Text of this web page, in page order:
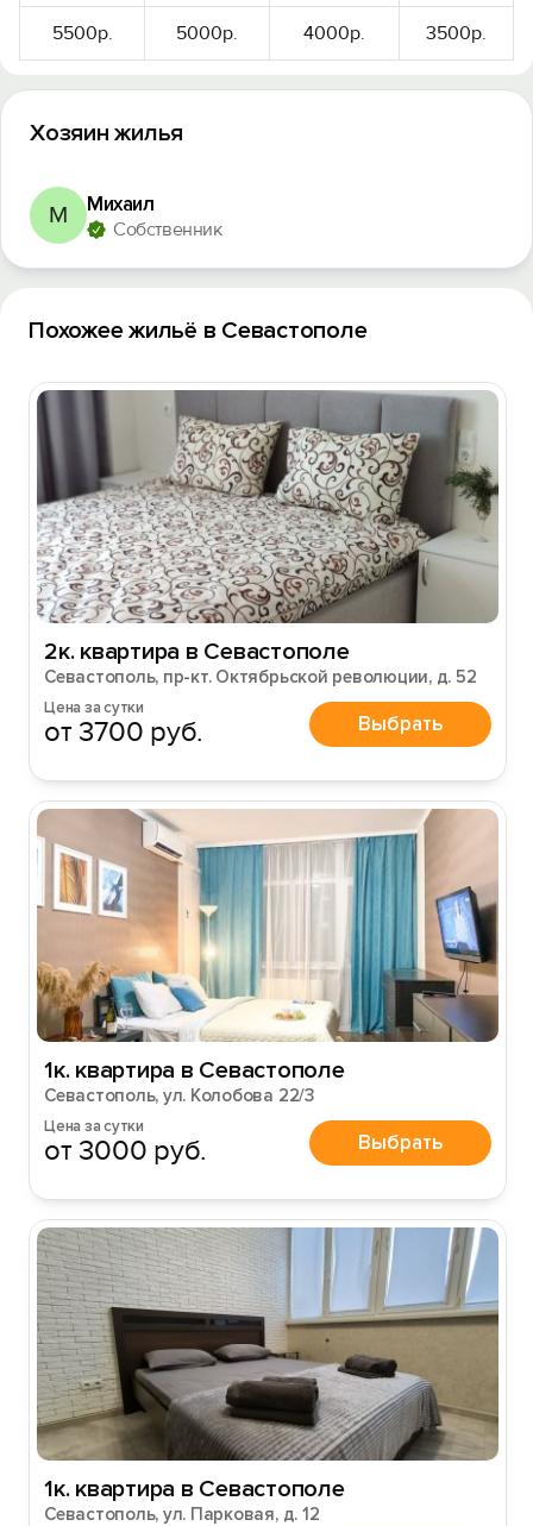
5500р. 5000р. 4000р. 3500р.
Хозяин жилья
М Михаил
Собственник
Похожее жильё в Севастополе
2к. квартира в Севастополе
Севастополь, пр-кт. Октябрьской революции, д. 52
Цена за сутки
от 3700 руб. Выбрать
1к. квартира в Севастополе
Севастополь, ул. Колобова 22/3
Цена за сутки
от 3000 руб. Выбрать
1к. квартира в Севастополе
Севастополь, ул. Парковая, д. 12